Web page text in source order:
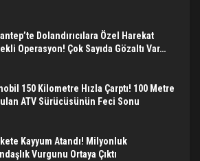
Dolandırıcılara Özel Harekat
Operasyon! Çok Sayıda Gözaltı Var…
150 Kilometre Hızla Çarptı! 100 Metre
ATV Sürücüsünün Feci Sonu
Kayyum Atandı! Milyonluk
Vurgunu Ortaya Çıktı